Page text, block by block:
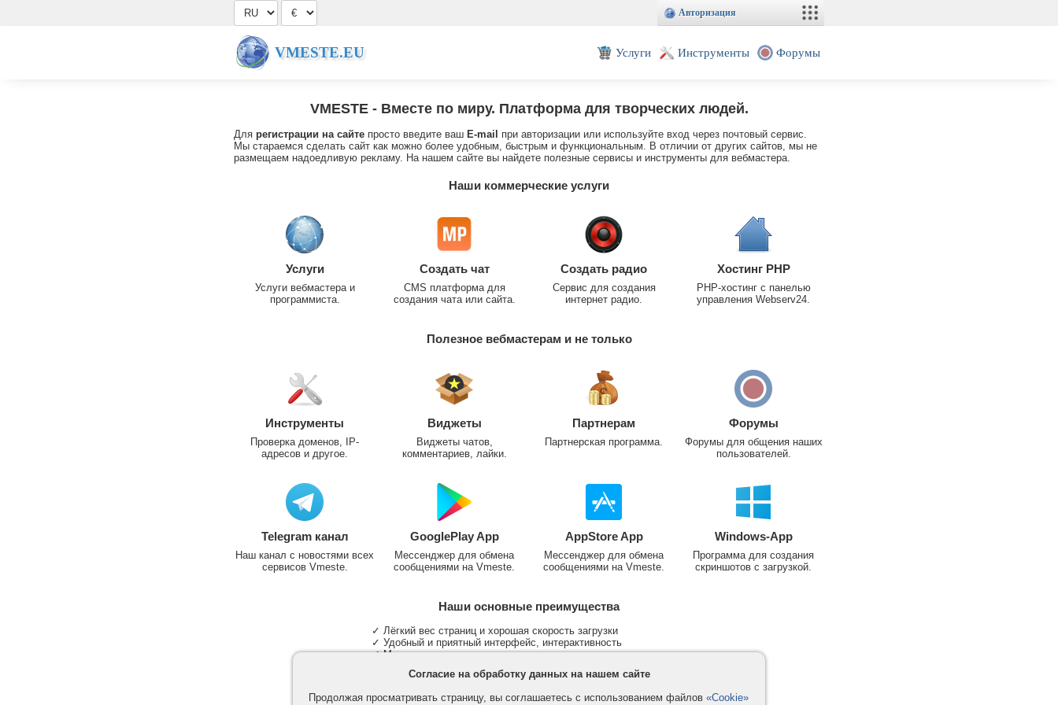
Авторизация
VMESTE.EU Услуги Инструменты Форумы
VMESTE- Вместе по миру. Платформа для творческих людей.
Для регистрации на сайте просто введите ваш E-mail
при авторизации или используйте вход через почтовый сервис.
Мы стараемся сделать сайт как можно более удобным, быстрым и функциональным. В отличии от других сайтов, мы не
размещаем надоедливую рекламу. На нашем сайте вы найдете полезные сервисы и инструменты для вебмастера.
Наши коммерческие услуги
Услуги
Услуги вебмастера и
программиста.
Создать чат
CMS платформа для
создания чата или сайта.
Создать радио
Сервис для создания
интернет радио.
Хостинг PHP
PHP-хостинг с панелью
управления Webserv24.
Полезное вебмастерам и не только
Инструменты
Проверка доменов, IP-
адресов и другое.
Виджеты
Виджеты чатов,
комментариев, лайки.
Партнерам
Партнерская программа.
Форумы
Форумы для общения наших
пользователей.
Telegram канал
Наш канал с новостями всех
сервисов Vmeste.
GooglePlay App
Мессенджер для обмена
сообщениями на Vmeste.
AppStore App
Мессенджер для обмена
сообщениями на Vmeste.
Windows-App
Программа для создания
скриншотов с загрузкой.
Наши основные преимущества
✓ Лёгкий вес страниц и хорошая скорость загрузки
✓ Удобный и приятный интерфейс, интерактивность
✓ Мы не размещаем надоедливую рекламу
✓ Участие в группах и сообществах
✓ Поддержка основных типов и больших файлов
Согласие на обработку данных на нашем сайте
Продолжая просматривать страницу, вы соглашаетесь с использованием файлов «Cookie»